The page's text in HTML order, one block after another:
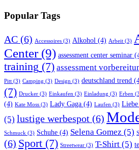
Popular Tags
AC (6) Accessoires (3) Alkohol (4) Arbeit (3)
Center(9) assessment center seminar
training (7) assessment
Pitt (3) Camping (3) Design (3) deutschland trend
(7) Drucker (3) Einkaufen (3) Einladung (3) Erben
(4) Kate Moss (3) Lady Gaga (4) Laufen (3) Liebe
(5) lustige werbespot (6)
Schmuck (3) Schuhe (4) Selena Gomez (5)
(6) Sport (7) Streetwear (3) T-Shirt (5)